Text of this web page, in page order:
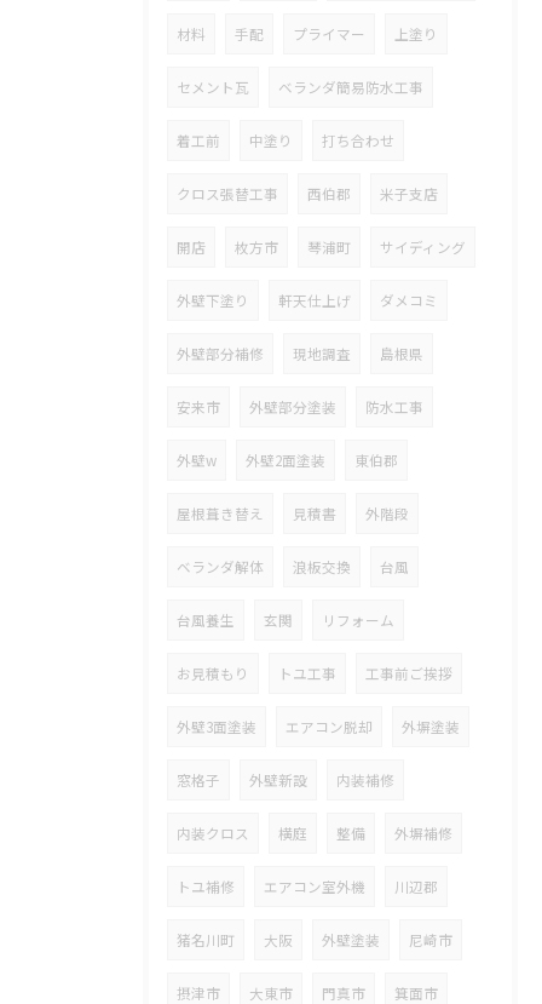
材料 手配 プライマー 上塗り
セメント瓦 ベランダ簡易防水工事
着工前 中塗り 打ち合わせ
クロス張替工事 西伯郡 米子支店
開店 枚方市 琴浦町 サイディング
外壁下塗り 軒天仕上げ ダメコミ
外壁部分補修 現地調査 島根県
安来市 外壁部分塗装 防水工事
外壁w 外壁2面塗装 東伯郡
屋根葺き替え 見積書 外階段
ベランダ解体 浪板交換 台風
台風養生 玄関 リフォーム
お見積もり トユ工事 工事前ご挨拶
外壁3面塗装 エアコン脱却 外塀塗装
窓格子 外壁新設 内装補修
内装クロス 横庭 整備 外塀補修
トユ補修 エアコン室外機 川辺郡
猪名川町 大阪 外壁塗装 尼崎市
摂津市 大東市 門真市 箕面市